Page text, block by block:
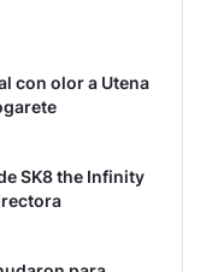
con olor a Utena
SK8 the Infinity